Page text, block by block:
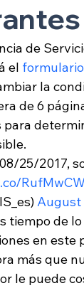
de
el
la
de 6
25/2017,
August
tiempo de
en este
más que
le puede